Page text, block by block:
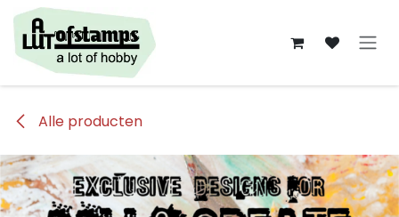
Overslaan naar inhoud
Alle producten